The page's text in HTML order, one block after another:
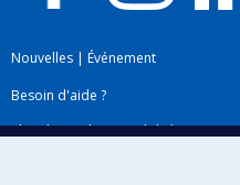
Nouvelles | Événement
Besoin d'aide ?
Plan du site|Accessibilité